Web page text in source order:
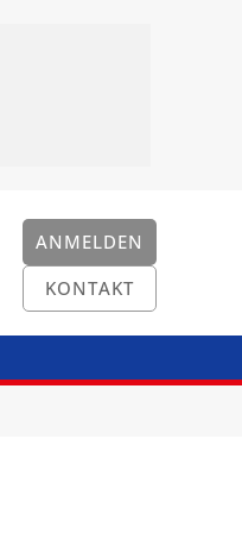
ANMELDEN
KONTAKT